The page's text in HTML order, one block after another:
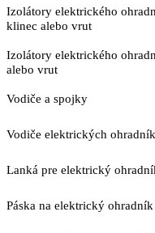
Izolátory elektrického
klinec alebo vrut
Izolátory elektrického
alebo vrut
Vodiče a spojky
Vodiče elektrických
Lanká pre elektrický
Páska na elektrický ohradník